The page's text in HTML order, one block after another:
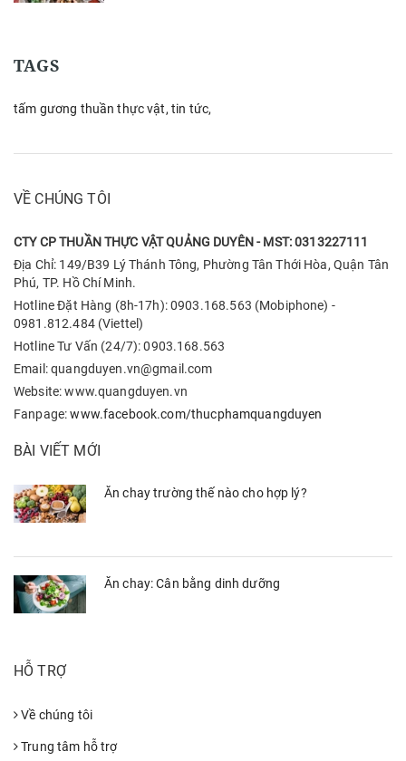
TAGS
tấm gương thuần thực vật, tin tức,
VỀ CHÚNG TÔI
CTY CP THUẦN THỰC VẬT QUẢNG DUYÊN - MST: 0313227111
Địa Chỉ: 149/B39 Lý Thánh Tông, Phường Tân Thới Hòa, Quận Tân
Phú, TP. Hồ Chí Minh.
Hotline Đặt Hàng (8h-17h): 0903.168.563 (Mobiphone) -
0981.812.484 (Viettel)
Hotline Tư Vấn (24/7): 0903.168.563
Email: quangduyen.vn@gmail.com
Website: www.quangduyen.vn
Fanpage:www.facebook.com/thucphamquangduyen
BÀI VIẾT MỚI
Ăn chay trường thế nào cho hợp lý?
Ăn chay: Cân bằng dinh dưỡng
HỖ TRỢ
Về chúng tôi
Trung tâm hỗ trợ